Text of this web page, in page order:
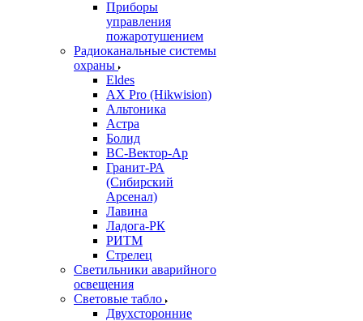
Приборы
управления
пожаротушением
Радиоканальные системы
охраны
Eldes
AX Pro (Hikwision)
Альтоника
Астра
Болид
ВС-Вектор-Ар
Гранит-РА
(Сибирский
Арсенал)
Лавина
Ладога-РК
РИТМ
Стрелец
Светильники аварийного
освещения
Световые табло
Двухсторонние